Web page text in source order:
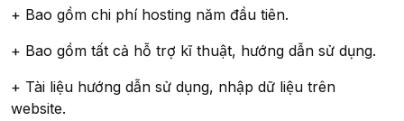
+ Bao gồm chi phí hosting năm đầu tiên.
+ Bao gồm tất cả hỗ trợ kĩ thuật, hướng dẫn sử dụng.
+ Tài liệu hướng dẫn sử dụng, nhập dữ liệu trên
website.